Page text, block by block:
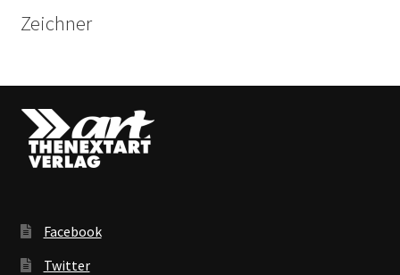
Zeichner
Facebook
Twitter